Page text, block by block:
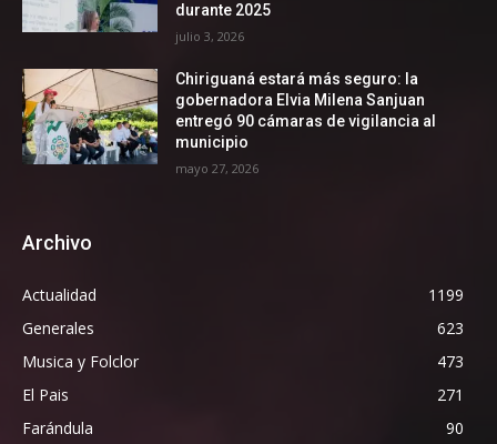
durante 2025
julio 3, 2026
Chiriguaná estará más seguro: la
gobernadora Elvia Milena Sanjuan
entregó 90 cámaras de vigilancia al
municipio
mayo 27, 2026
Archivo
Actualidad
1199
Generales
623
Musica y Folclor
473
El Pais
271
Farándula
90